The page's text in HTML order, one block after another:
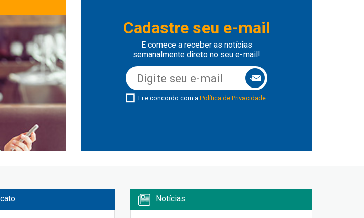
Cadastre seu e-mail
E comece a receber as notícias
semanalmente direto no seu e-mail!
Li e concordo com aPolítica de Privacidade.
Notícias